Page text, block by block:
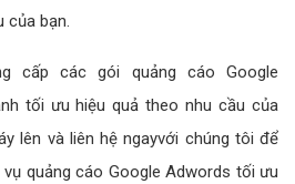
của bạn.
cấp các gói quảng cáo Google
tối ưu hiệu quả theo nhu cầu của
lên và liên hệ ngayvới chúng tôi để
quảng cáo Google Adwords tối ưu